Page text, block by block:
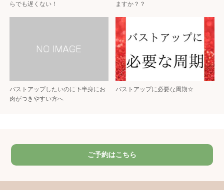
らでも遅くない！
ますか？？
バストアップしたいのに下半身にお
肉がつきやすい方へ
バストアップに必要な周期☆
ご予約はこちら